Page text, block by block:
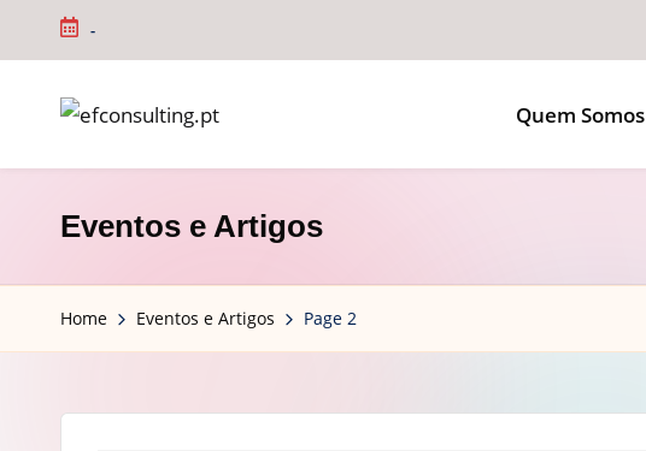
-
Quem Somos
Eventos e Artigos
Home Eventos e Artigos Page 2